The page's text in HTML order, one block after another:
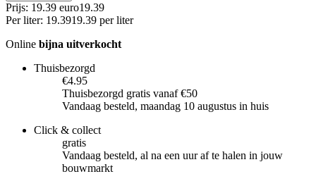
Prijs: 19.39 euro19.39
Per liter: 19.3919.39 per liter
Online bijna uitverkocht
Thuisbezorgd
€4.95
Thuisbezorgd gratis vanaf €50
Vandaag besteld, maandag 10 augustus in huis
Click & collect
gratis
Vandaag besteld, al na een uur af te halen in jouw
bouwmarkt